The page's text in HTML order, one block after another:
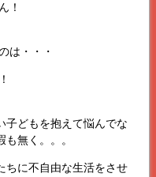
！
は・・・
子どもを抱えて悩んでな
も無く。。。
ちに不自由な生活をさせ